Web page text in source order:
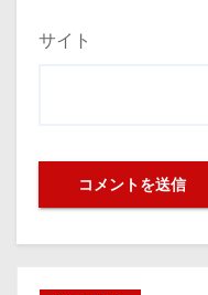
サイト